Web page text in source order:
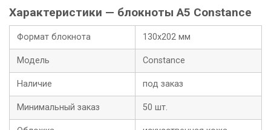
Характеристики — блокноты A5 Constance
Формат блокнота 130х202 мм
Модель Constance
Наличие под заказ
Минимальный заказ 50 шт.